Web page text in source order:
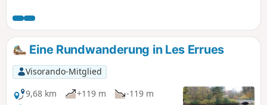
Besonderheit dieser Wanderung: Gedichte, die
von einem lokalen „Schreibworkshop“ verfasst
wurden, sind auf Tafeln entlang der Strecke
ausgestellt. Die Wanderung ist mit einem
Blauen Ring markiert.
Eine Rundwanderung in Les Errues
Visorando-Mitglied
9,68 km
+119 m
-119 m